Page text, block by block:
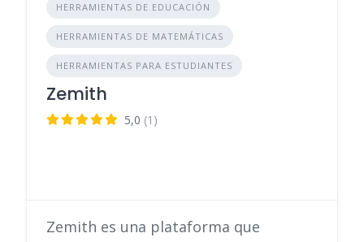
HERRAMIENTAS DE EDUCACIÓN
HERRAMIENTAS DE MATEMÁTICAS
HERRAMIENTAS PARA ESTUDIANTES
Zemith
5,0 (1)
Zemith es una plataforma que